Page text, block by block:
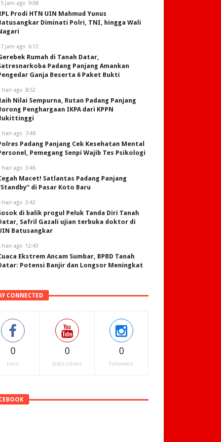
jam ago 9:08
Prodi HTN UIN Mahmud Yunus
Diminati Polri, TNI, hingga Wali
jam ago 6:12
Rumah di Tanah Datar,
Padang Panjang Amankan
Ganja Beserta 6 Paket Bukti
hari ago 8:52
Nilai Sempurna, Rutan Padang Panjang
Penghargaan IKPA dari KPPN
hari ago 7:48
Padang Panjang Cek Kesehatan Mental
Pemegang Senpi Wajib Tes Psikologi
hari ago 3:46
Macet! Satlantas Padang Panjang
di Pasar Koto Baru
hari ago 2:42
di balik progul Peluk Tanda Diri Tanah
Safril Gazali ujian terbuka doktor di
Batusangkar
hari ago 12:43
Ekstrem Ancam Sumbar, BPBD Tanah
Potensi Banjir dan Longsor Meningkat
CONNECTED
0
Fans
0
Subscribers
0
Followers